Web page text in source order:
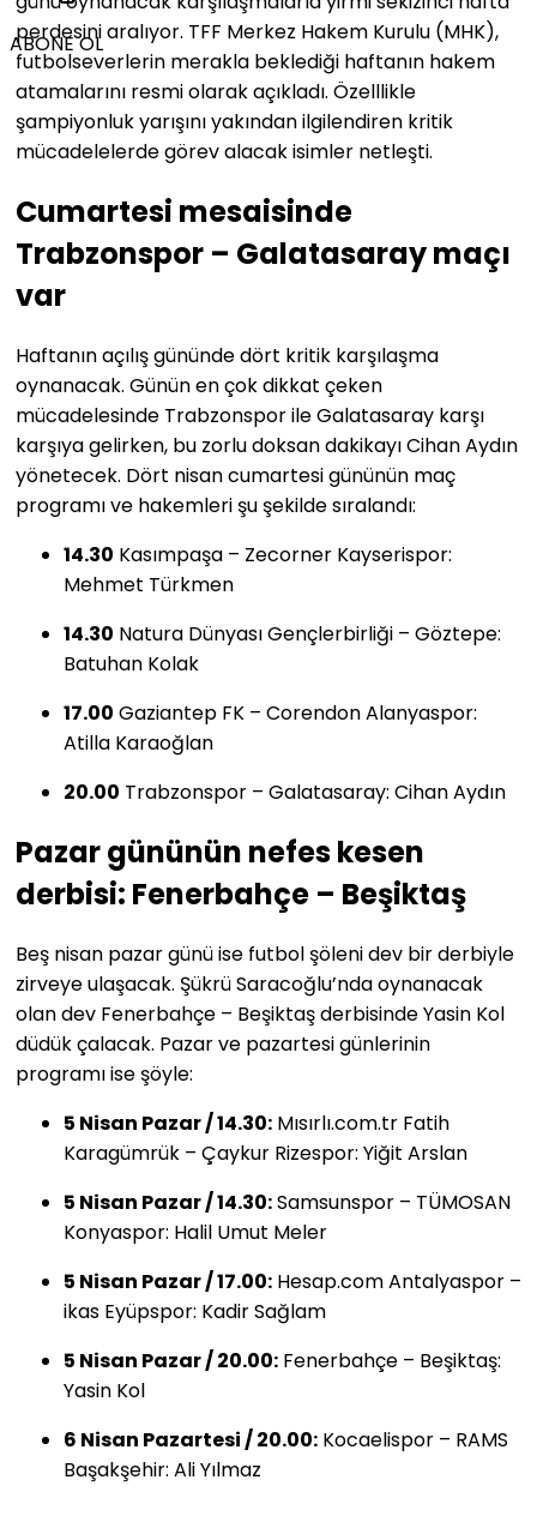
ABONE OL
perdesini aralıyor. TFF Merkez Hakem Kurulu (MHK),
futbolseverlerin merakla beklediği haftanın hakem
atamalarını resmi olarak açıkladı. Özelllikle
şampiyonluk yarışını yakından ilgilendiren kritik
mücadelelerde görev alacak isimler netleşti.
Cumartesi mesaisinde
Trabzonspor – Galatasaray maçı
var
Haftanın açılış gününde dört kritik karşılaşma
oynanacak. Günün en çok dikkat çeken
mücadelesinde Trabzonspor ile Galatasaray karşı
karşıya gelirken, bu zorlu doksan dakikayı Cihan Aydın
yönetecek. Dört nisan cumartesi gününün maç
programı ve hakemleri şu şekilde sıralandı:
14.30 Kasımpaşa – Zecorner Kayserispor:
Mehmet Türkmen
14.30 Natura Dünyası Gençlerbirliği – Göztepe:
Batuhan Kolak
17.00 Gaziantep FK – Corendon Alanyaspor:
Atilla Karaoğlan
20.00 Trabzonspor – Galatasaray: Cihan Aydın
Pazar gününün nefes kesen
derbisi: Fenerbahçe – Beşiktaş
Beş nisan pazar günü ise futbol şöleni dev bir derbiyle
zirveye ulaşacak. Şükrü Saracoğlu’nda oynanacak
olan dev Fenerbahçe – Beşiktaş derbisinde Yasin Kol
düdük çalacak. Pazar ve pazartesi günlerinin
programı ise şöyle:
5 Nisan Pazar / 14.30: Mısırlı.com.tr Fatih
Karagümrük – Çaykur Rizespor: Yiğit Arslan
5 Nisan Pazar / 14.30:Samsunspor – TÜMOSAN
Konyaspor: Halil Umut Meler
5 Nisan Pazar / 17.00: Hesap.com Antalyaspor –
ikas Eyüpspor: Kadir Sağlam
5 Nisan Pazar / 20.00: Fenerbahçe – Beşiktaş:
Yasin Kol
6 Nisan Pazartesi / 20.00: Kocaelispor – RAMS
Başakşehir: Ali Yılmaz